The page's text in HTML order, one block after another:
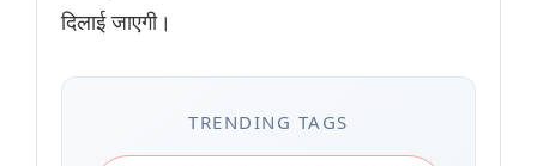
दिलाई जाएगी।
TRENDING TAGS